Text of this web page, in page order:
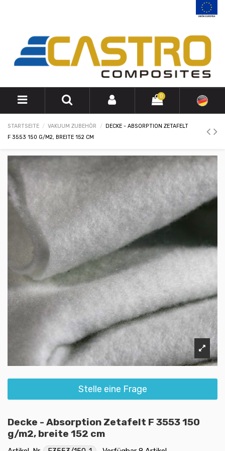
0
STARTSEITE VAKUUM ZUBEHÖR
DECKE - ABSORPTION ZETAFELT
F 3553 150 G/M2, BREITE 152 CM
Stelle eine Frage
Decke - Absorption Zetafelt F 3553 150
g/m2, breite 152 cm